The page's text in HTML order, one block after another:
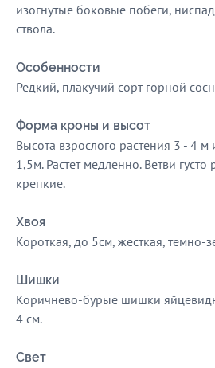
изогнутые боковые побеги,
ствола.
Особенности
Редкий, плакучий сорт горной
Форма кроны и высот
Высота взрослого растения 3 - 4
1,5м. Растет медленно. Ветви
крепкие.
Хвоя
Короткая, до 5см, жесткая, темно-
Шишки
Коричнево-бурые шишки
4 см.
Свет